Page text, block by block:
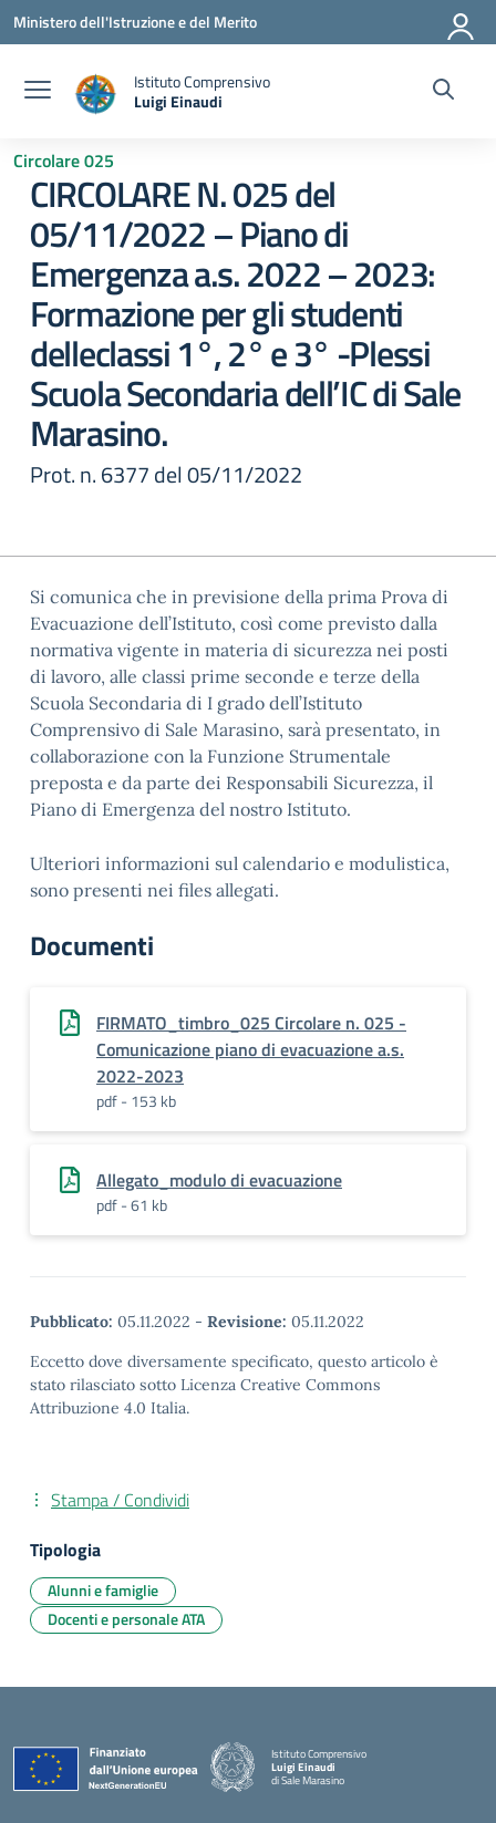
Vai ai contenuti
Vai al menu di navigazione
Vai al footer
Ministero dell'Istruzione e del Merito
Istituto Comprensivo
Luigi Einaudi
— Visita la pagina iniziale della scuola
Circolare 025
CIRCOLARE N. 025 del
05/11/2022 – Piano di
Emergenza a.s. 2022 – 2023:
Formazione per gli studenti
delleclassi 1°, 2° e 3° -Plessi
Scuola Secondaria dell’IC di Sale
Marasino.
Prot. n. 6377 del 05/11/2022
Si comunica che in previsione della prima Prova di
Evacuazione dell’Istituto, così come previsto dalla
normativa vigente in materia di sicurezza nei posti
di lavoro, alle classi prime seconde e terze della
Scuola Secondaria di I grado dell’Istituto
Comprensivo di Sale Marasino, sarà presentato, in
collaborazione con la Funzione Strumentale
preposta e da parte dei Responsabili Sicurezza, il
Piano di Emergenza del nostro Istituto.
Ulteriori informazioni sul calendario e modulistica,
sono presenti nei files allegati.
Documenti
FIRMATO_timbro_025 Circolare n. 025 -
Comunicazione piano di evacuazione a.s.
2022-2023
pdf - 153 kb
Allegato_modulo di evacuazione
pdf - 61 kb
Pubblicato: 05.11.2022 - Revisione: 05.11.2022
Eccetto dove diversamente specificato, questo articolo è
stato rilasciato sotto Licenza Creative Commons
Attribuzione 4.0 Italia.
Stampa / Condividi
Tipologia
Alunni e famiglie
Docenti e personale ATA
Istituto Comprensivo
Luigi Einaudi
di Sale Marasino